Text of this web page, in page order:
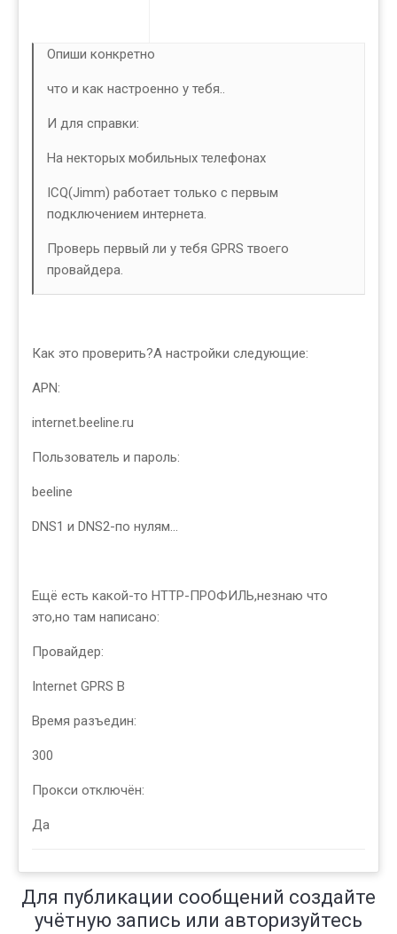
Опиши конкретно
что и как настроенно у тебя..
И для справки:
На некторых мобильных телефонах
ICQ(Jimm) работает только с первым
подключением интернета.
Проверь первый ли у тебя GPRS твоего
провайдера.
Как это проверить?А настройки следующие:
APN:
internet.beeline.ru
Пользователь и пароль:
beeline
DNS1 и DNS2-по нулям...
Ещё есть какой-то HTTP-ПРОФИЛЬ,незнаю что
это,но там написано:
Провайдер:
Internet GPRS B
Время разъедин:
300
Прокси отключён:
Да
Для публикации сообщений создайте
учётную запись или авторизуйтесь